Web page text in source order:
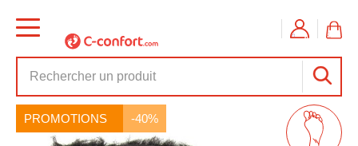
PROMOTIONS -40%